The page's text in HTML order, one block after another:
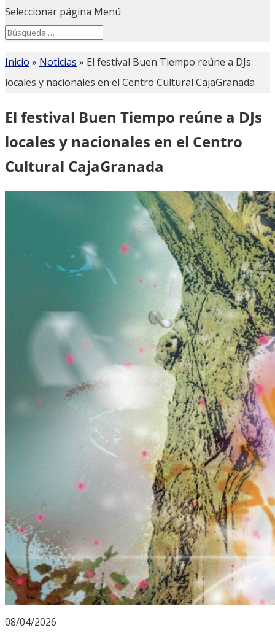
Seleccionar página Menú
Search
for...
Inicio » Noticias » El festival Buen Tiempo reúne a DJs
locales y nacionales en el Centro Cultural CajaGranada
El festival Buen Tiempo reúne a DJs
locales y nacionales en el Centro
Cultural CajaGranada
08/04/2026